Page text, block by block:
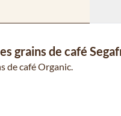
grains de café
de café Organic.